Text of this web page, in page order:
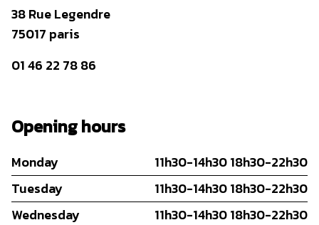
38 Rue Legendre
75017 paris
01 46 22 78 86
Opening hours
Monday
11h30-14h30 18h30-22h30
Tuesday
11h30-14h30 18h30-22h30
Wednesday
11h30-14h30 18h30-22h30